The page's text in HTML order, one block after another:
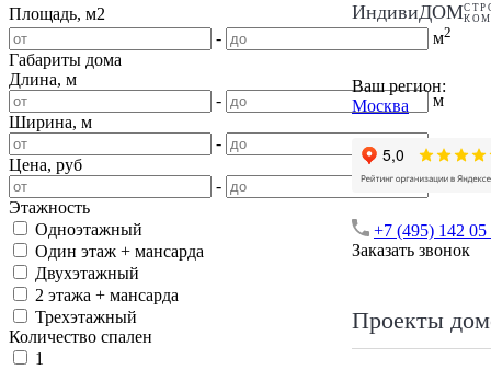
ИндивиДОМ
Ваш регион:
Москва
+7 (495) 142 05
Заказать звонок
Проекты
Площадь, м2
-
м2
Габариты дома
Длина, м
-
м
Ширина, м
-
Цена, руб
-
Этажность
Одноэтажный
Один этаж + мансарда
Двухэтажный
2 этажа + мансарда
Трехэтажный
Количество спален
1